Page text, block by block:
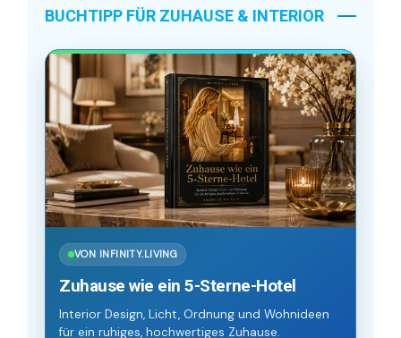
BUCHTIPP FÜR ZUHAUSE & INTERIOR
VON INFINITY.LIVING
Zuhause wie ein 5-Sterne-Hotel
Interior Design, Licht, Ordnung und Wohnideen
für ein ruhiges, hochwertiges Zuhause.